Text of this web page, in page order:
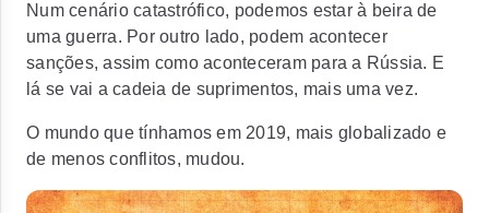
Num cenário catastrófico, podemos estar à beira de
uma guerra. Por outro lado, podem acontecer
sanções, assim como aconteceram para a Rússia. E
lá se vai a cadeia de suprimentos, mais uma vez.
O mundo que tínhamos em 2019, mais globalizado e
de menos conflitos, mudou.